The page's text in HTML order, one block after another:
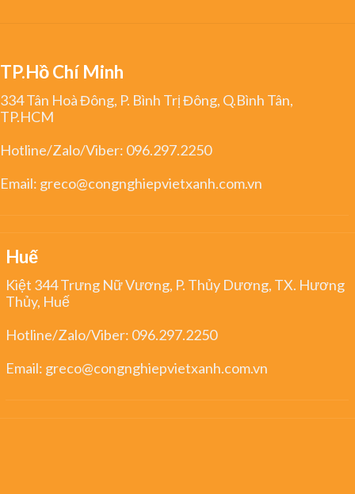
TP.Hồ Chí Minh
334 Tân Hoà Đông, P. Bình Trị Đông, Q.Bình Tân,
TP.HCM
Hotline/Zalo/Viber: 096.297.2250
Email: greco@congnghiepvietxanh.com.vn
Huế
Kiệt 344 Trưng Nữ Vương, P. Thủy Dương, TX. Hương
Thủy, Huế
Hotline/Zalo/Viber: 096.297.2250
Email: greco@congnghiepvietxanh.com.vn